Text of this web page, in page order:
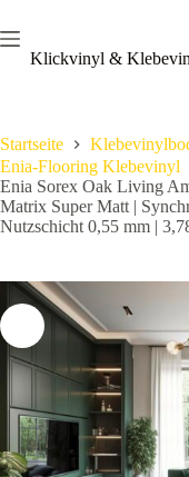
Inhalt
springenKlickvinyl &
Startseite
Enia-Flooring Klebevinyl
Enia Sorex Oak Living
Matrix Super Matt |
Nutzschicht 0,55 mm |